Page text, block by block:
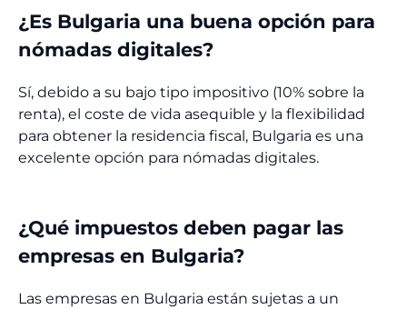
¿Es Bulgaria una buena opción para
nómadas digitales?
Sí, debido a su bajo tipo impositivo (10% sobre la
renta), el coste de vida asequible y la flexibilidad
para obtener la residencia fiscal, Bulgaria es una
excelente opción para nómadas digitales.
¿Qué impuestos deben pagar las
empresas en Bulgaria?
Las empresas en Bulgaria están sujetas a un